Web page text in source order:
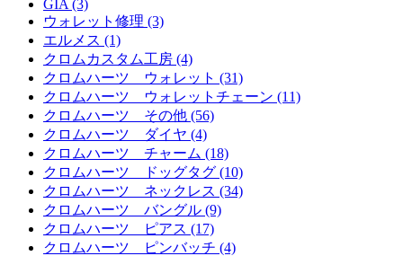
GIA (3)
ウォレット修理 (3)
エルメス (1)
クロムカスタム工房 (4)
クロムハーツ ウォレット (31)
クロムハーツ ウォレットチェーン (11)
クロムハーツ その他 (56)
クロムハーツ ダイヤ (4)
クロムハーツ チャーム (18)
クロムハーツ ドッグタグ (10)
クロムハーツ ネックレス (34)
クロムハーツ バングル (9)
クロムハーツ ピアス (17)
クロムハーツ ピンバッチ (4)